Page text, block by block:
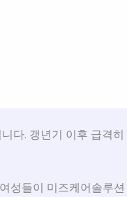
다. 갱년기 이후 급격
성들이 미즈케어솔루